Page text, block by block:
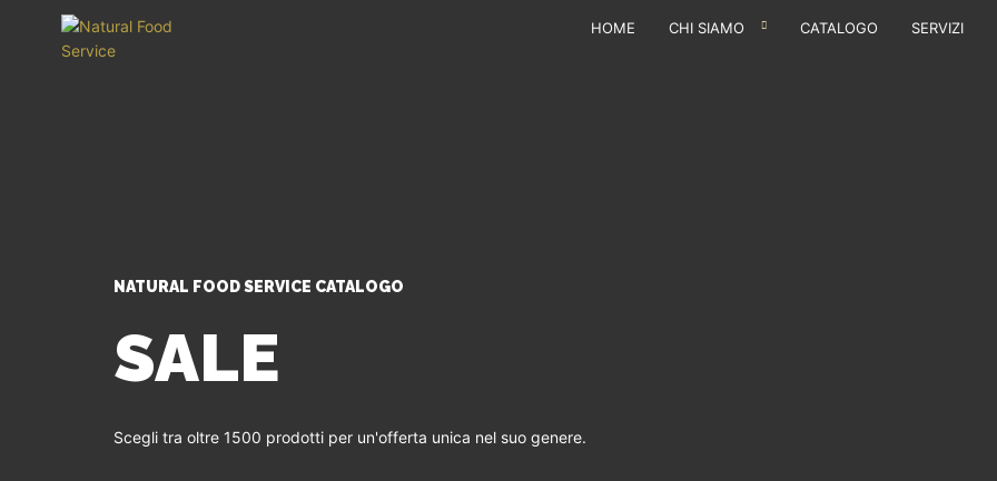
HOME CHI SIAMO CATALOGO SERVIZI
NATURAL FOOD SERVICE CATALOGO
SALE
Scegli tra oltre 1500 prodotti per un'offerta unica nel suo genere.